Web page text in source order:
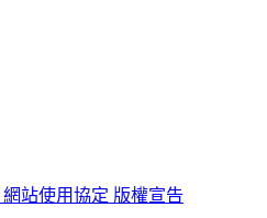
網站使用協定 版權宣告